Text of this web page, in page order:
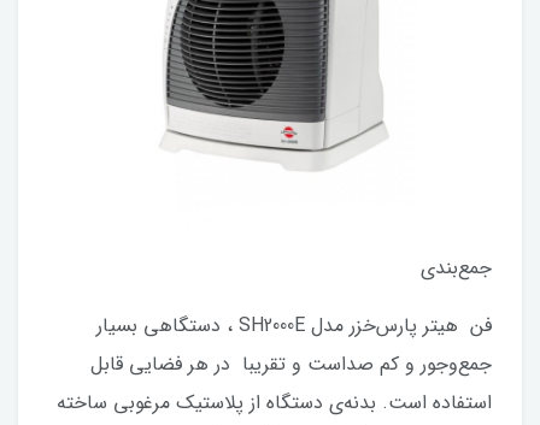
جمع‌بندی
فن هیتر پارس‌خزر مدل SH2000E ، دستگاهی بسیار
جمع‌و‌جور و کم صداست و تقریبا در هر فضایی قابل
استفاده است. بدنه‌ی دستگاه از پلاستیک مرغوبی ساخته